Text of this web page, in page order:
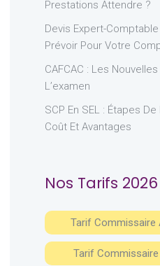
Prestations Attendre ?
Devis Expert-Comptable
Prévoir Pour Votre
CAFCAC : Les
L’examen
SCP En SEL : Étapes
Coût Et Avantages
Nos Tarifs 2026
Tarif Commissaire
Tarif